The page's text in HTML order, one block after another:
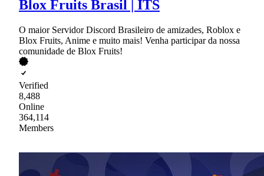
Blox Fruits Brasil | ITS
O maior Servidor Discord Brasileiro de amizades, Roblox e
Blox Fruits, Anime e muito mais! Venha participar da nossa
comunidade de Blox Fruits!
Verified
8,488
Online
364,114
Members